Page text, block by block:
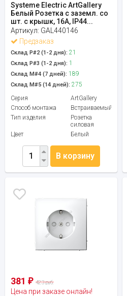
Systeme Electric ArtGallery
Белый Розетка с заземл. со
шт. с крышк, 16А, IP44...
Артикул: GAL440146
Предзаказ
Склад Р#2 (1-2 дня): 21
Склад Р#3 (1-2 дня): 1
Склад М#4 (7 дней): 189
Склад М#5 (14 дней): 275
Серия
ArtGallery
Способ монтажа
Встраиваемый
Тип изделия
Розетка
силовая
Цвет
Белый
В корзину
381 ₽ 423 руб.
Цена при заказе онлайн!